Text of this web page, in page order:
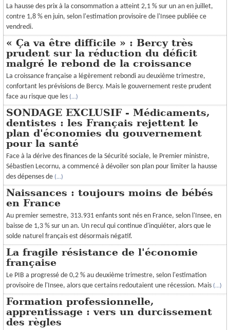
La hausse des prix à la consommation a atteint 2,1 % sur un an en juillet,
contre 1,8 % en juin, selon l'estimation provisoire de l'Insee publiée ce
vendredi.
« Ça va être difficile » : Bercy très
prudent sur la réduction du déficit
malgré le rebond de la croissance
La croissance française a légèrement rebondi au deuxième trimestre,
confortant les prévisions de Bercy. Mais le gouvernement reste prudent
face au risque que les (...)
SONDAGE EXCLUSIF - Médicaments,
dentistes : les Français rejettent le
plan d'économies du gouvernement
pour la santé
Face à la dérive des finances de la Sécurité sociale, le Premier ministre,
Sébastien Lecornu, a commencé à dévoiler son plan pour limiter la hausse
des dépenses de (...)
Naissances : toujours moins de bébés
en France
Au premier semestre, 313.931 enfants sont nés en France, selon l'Insee, en
baisse de 1,3 % sur un an. Un recul qui continue d'inquiéter, alors que le
solde naturel français est désormais négatif.
La fragile résistance de l'économie
française
Le PIB a progressé de 0,2 % au deuxième trimestre, selon l'estimation
provisoire de l'Insee, alors que certains redoutaient une récession. Mais (...)
Formation professionnelle,
apprentissage : vers un durcissement
des règles